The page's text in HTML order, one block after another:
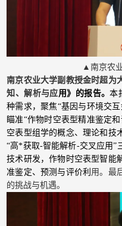
▲南京农
南京农业大学副教授金时超为
知、解析与应用》的报告。本
种需求，聚焦“基因与环境交
瞄准“作物时空表型精准鉴定
空表型组学的概念、理论和技
“高*获取-智能解析-交叉应用”
技术研发，作物时空表型智能
准鉴定、预测与评价利 用。最
的挑战与机遇。